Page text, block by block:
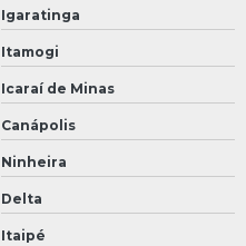
Igaratinga
Itamogi
Icaraí de Minas
Canápolis
Ninheira
Delta
Itaipé